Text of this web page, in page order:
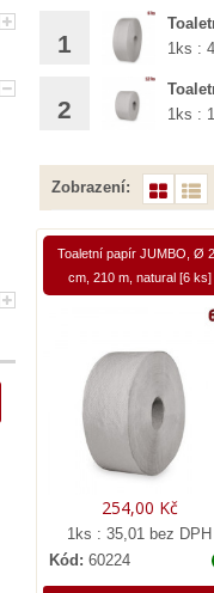
1
1ks :
2
1ks :
Zobrazení:
Toaletní papír JUMBO, Ø
cm, 210 m, natural [6 ks]
254,00 Kč
1ks : 35,01 bez DPH
Kód: 60224